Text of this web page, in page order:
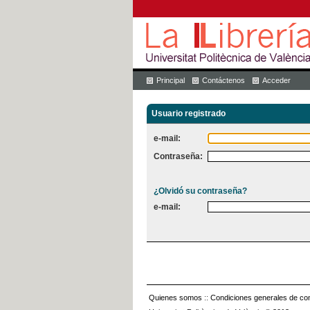
Principal Contáctenos Acceder
Usuario registrado
e-mail:
Contraseña:
¿Olvidó su contraseña?
e-mail:
Quienes somos :: Condiciones generales de